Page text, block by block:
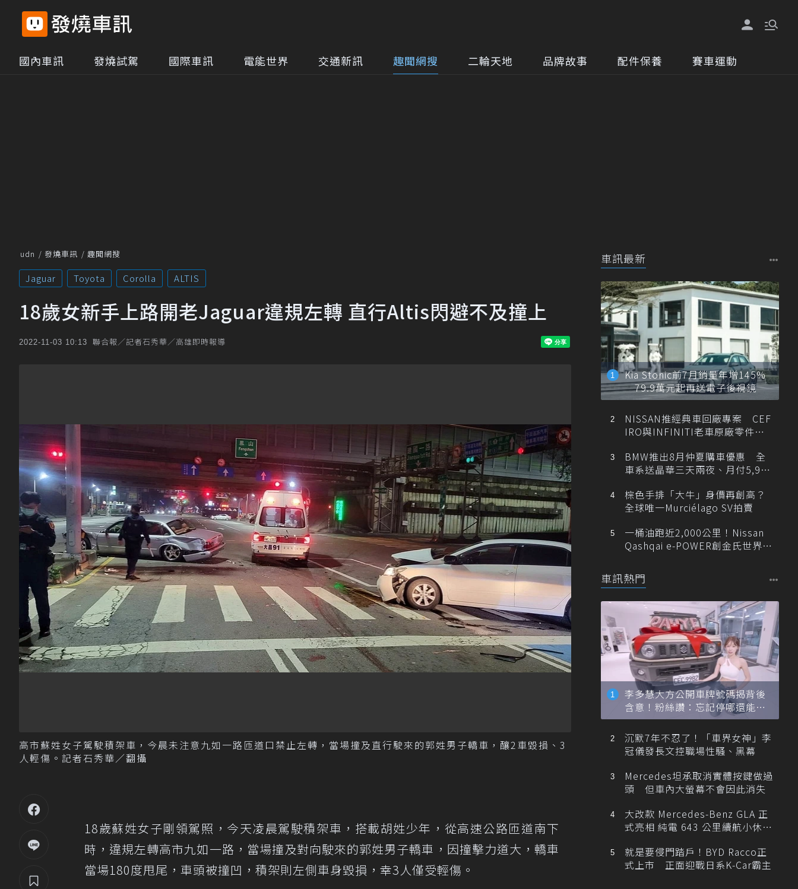
國內車訊 發燒試駕 國際車訊 電能世界 交通新訊 趣聞網搜 二輪天地 品牌故事 配件保養 賽車運動
udn 發燒車訊 趣聞網搜
Jaguar Toyota Corolla ALTIS
18歲女新手上路開老Jaguar違規左轉 直行Altis閃避不及撞上
2022-11-03 10:13 聯合報／記者石秀華／高雄即時報導
高市蘇姓女子駕駛積架車，今晨未注意九如一路匝道口禁止左轉，當場撞及直行駛來的郭姓男子轎車，釀2車毀損、3
人輕傷。記者石秀華／翻攝
18歲蘇姓女子剛領駕照，今天凌晨駕駛積架車，搭載胡姓少年，從高速公路匝道南下
時，違規左轉高市九如一路，當場撞及對向駛來的郭姓男子轎車，因撞擊力道大，轎車
當場180度甩尾，車頭被撞凹，積架則左側車身毀損，幸3人僅受輕傷。
車訊最新
Kia Stonic前7月銷量年增145%
79.9萬元起再送電子後視鏡
NISSAN推經典車回廠專案 CEF
IRO與INFINITI老車原廠零件最
BMW推出8月仲夏購車優惠 全
車系送晶華三天兩夜、月付5,900
棕色手排「大牛」身價再創高？
全球唯一Murciélago SV拍賣
一桶油跑近2,000公里！Nissan
Qashqai e-POWER創金氏世界紀
車訊熱門
李多慧大方公開車牌號碼揭背後
含意！粉絲讚：忘記停哪還能幫
忙找車
沉默7年不忍了！「車界女神」李
冠儀發長文控職場性騷、黑幕
Mercedes坦承取消實體按鍵做過
頭 但車內大螢幕不會因此消失
大改款 Mercedes-Benz GLA 正
式亮相 純電 643 公里續航小休
就是要侵門踏戶！BYD Racco正
式上市 正面迎戰日系K-Car霸主